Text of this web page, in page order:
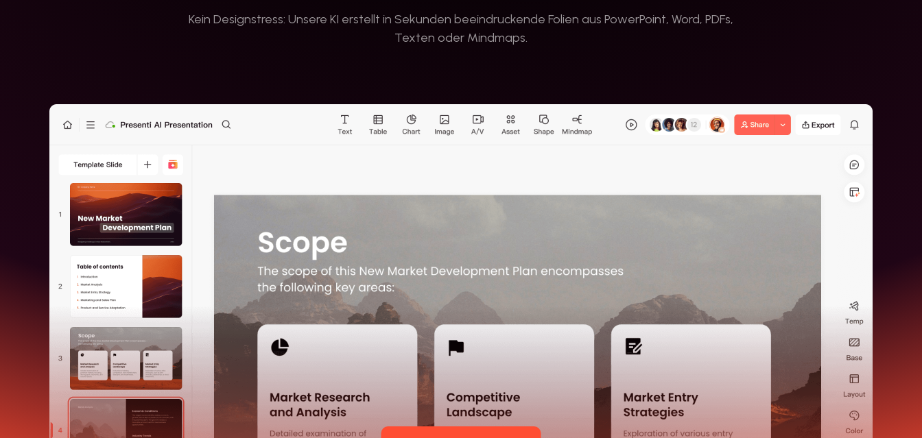
Kein Designstress: Unsere KI erstellt in Sekunden beeindruckende Folien aus PowerPoint, Word, PDFs,
Texten oder Mindmaps.